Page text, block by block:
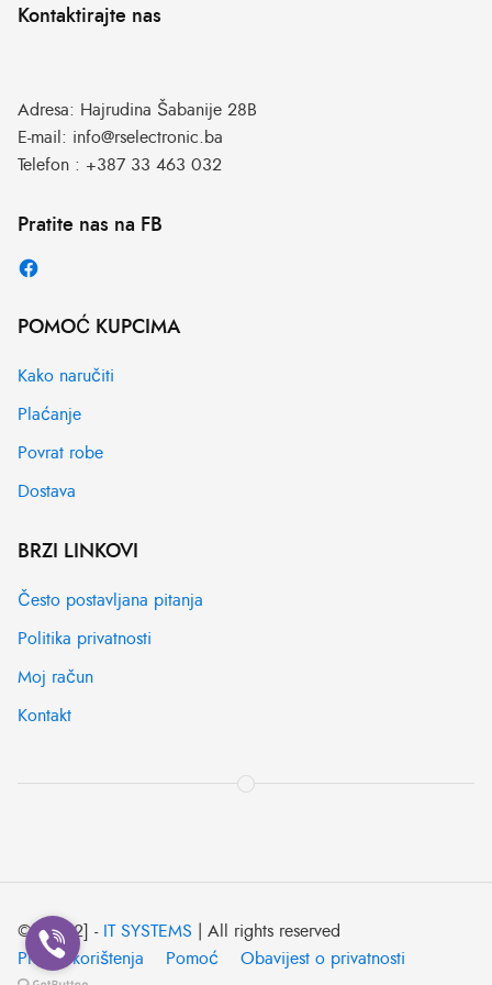
Kontaktirajte nas
Adresa: Hajrudina Šabanije 28B
E-mail: info@rselectronic.ba
Telefon : +387 33 463 032
Pratite nas na FB
POMOĆ KUPCIMA
Kako naručiti
Plaćanje
Povrat robe
Dostava
BRZI LINKOVI
Često postavljana pitanja
Politika privatnosti
Moj račun
Kontakt
© [2022] - IT SYSTEMS | All rights reserved
Pravila korištenja
Pomoć Obavijest o privatnosti